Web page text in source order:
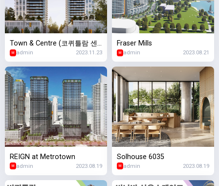
Town & Centre (코퀴틀람 센
터)
M admin 2023.11.23
Fraser Mills
M admin 2023.08.21
REIGN at Metrotown
M admin 2023.08.19
Solhouse 6035
M admin 2023.08.19